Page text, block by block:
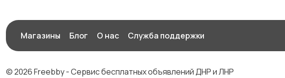
Магазины Блог О нас Служба поддержки
© 2026 Freebby - Сервис бесплатных объявлений ДНР и ЛНР